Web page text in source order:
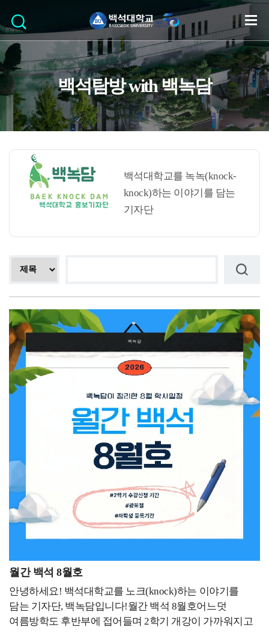
백석탐방 with 백녹담
백석대학교를 녹녹(knock-
knock)하는 이야기를 담는
기자단
월간 백석 8월호
안녕하세요! 백석대학교를 노크(knock)하는 이야기를
담는 기자단, 백녹담입니다!월간 백석 8월호어느덧
여름방학도 후반부에 접어들며 2학기 개강이 가까워지고